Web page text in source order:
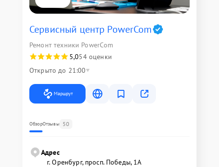
Сервисный центр PowerCom
Ремонт техники PowerCom
5,054 оценки
Открыто до 21:00
Маршрут
ОбзорОтзывы 50
Адрес
г. Оренбург, просп. Победы, 1А